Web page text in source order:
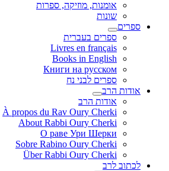
אומנות, מוזיקה, ספרות
שונות
ספרים
ספרים בעברית
Livres en français
Books in English
Книги на русском
ספרים לבני נח
אודות הרב
אודות הרב
À propos du Rav Oury Cherki
About Rabbi Oury Cherki
О раве Ури Шерки
Sobre Rabino Oury Cherki
Über Rabbi Oury Cherki
לכתוב לרב